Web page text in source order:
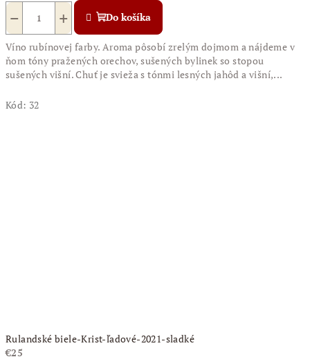
+
− Do košíka
Víno rubínovej farby. Aroma pôsobí zrelým dojmom a nájdeme v
ňom tóny pražených orechov, sušených bylinek so stopou
sušených višní. Chuť je svieža s tónmi lesných jahôd a višní,...
Kód: 32
Rulandské biele-Krist-ľadové-2021-sladké
€25